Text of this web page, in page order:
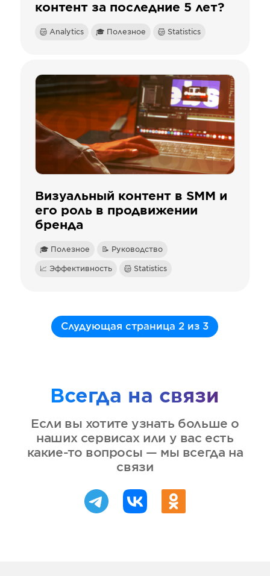
контент за последние 5 лет?
Analytics 🎓 Полезное Statistics
Визуальный контент в SMM и
его роль в продвижении
бренда
🎓 Полезное 📝 Руководство
📈 Эффективность Statistics
JagaJam и коллаборации с
блогерами — чем мы можем
быть полезны?
📈 Эффективность Statistics